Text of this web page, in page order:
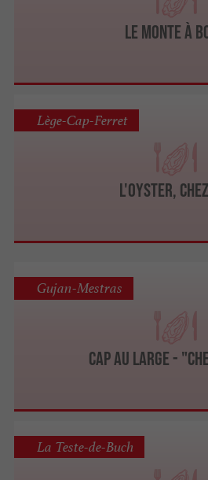
Le Monte à
L'Oyster,
Lège-Cap-Ferret
Cap au Large -
Gujan-Mestras
La Teste-de-Buch